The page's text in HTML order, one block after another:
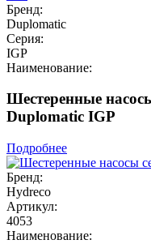
Бренд:
Duplomatic
Серия:
IGP
Наименование:
Шестеренные
Duplomatic IGP
Подробнее
Бренд:
Hydreco
Артикул:
4053
Наименование: